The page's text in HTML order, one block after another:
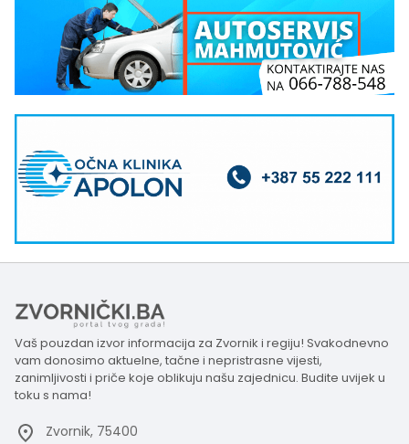
Vaš pouzdan izvor informacija za Zvornik i regiju! Svakodnevno
vam donosimo aktuelne, tačne i nepristrasne vijesti,
zanimljivosti i priče koje oblikuju našu zajednicu. Budite uvijek u
toku s nama!
Zvornik, 75400